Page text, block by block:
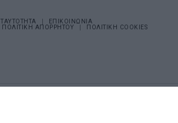
ΤΑΥΤΟΤΗΤΑ
ΕΠΙΚΟΙΝΩΝΙΑ
ΠΟΛΙΤΙΚΗ ΑΠΟΡΡΗΤΟΥ ΠΟΛΙΤΙΚΗ COOKIES